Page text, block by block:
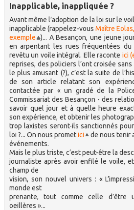
Inapplicable, inappliquée ?
Avant même l’adoption de la loi sur le
inapplicable (rappelez-vous Maître
exemple
)... A Besançon, une jeune
en arpentant les rues fréquentées
revêtu un voile intégral. Elle raconte ici
reprises, des policiers l’ont croisée sans
le plus amusant (?), c’est la suite de
de son article relatant son
contactée par « un gradé de la
Commissariat des Besançon - des
savoir quel jour et à quelle heure
son expérience, et obtenir les
trop laxistes seront-ils sanctionnés
loi ?... On nous prometici
de nous tenir
événements.
Mais le plus triste, c’est peut-être la
journaliste après avoir enfilé le voile,
champ de
vision, son nouvel univers : «
monde est
prenante, tout comme celle d’être
oeillères »...